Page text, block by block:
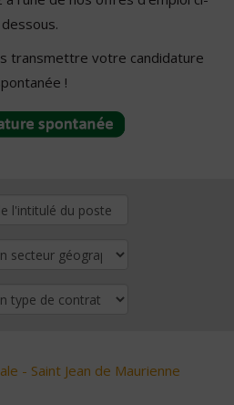
dessous.
transmettre votre candidature
!
- Saint Jean de Maurienne